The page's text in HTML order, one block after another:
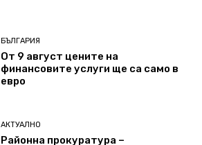
БЪЛГАРИЯ
От 9 август цените на
финансовите услуги ще са само в
евро
АКТУАЛНО
Районна прокуратура –